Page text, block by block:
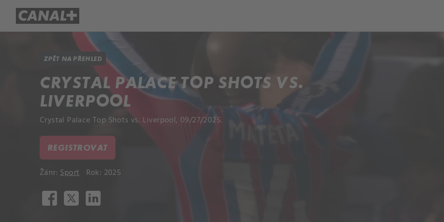
ZPĚT NA PŘEHLED
CRYSTAL PALACE TOP SHOTS VS.
LIVERPOOL
Crystal Palace Top Shots vs. Liverpool, 09/27/2025.
REGISTROVAT
Žánr:Sport Rok: 2025